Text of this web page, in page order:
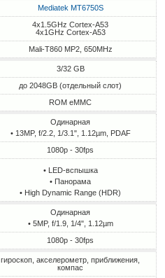
Mediatek MT6750S
4x1.5GHz Cortex-A53
4x1GHz Cortex-A53
Mali-T860 MP2, 650MHz
3/32 GB
до 2048GB (отдельный слот)
ROM eMMC
Одинарная
• 13MP, f/2.2, 1/3.1", 1.12µm, PDAF
1080p - 30fps
• LED-вспышка
• Панорама
• High Dynamic Range (HDR)
Одинарная
• 5MP, f/1.9, 1/4", 1.12µm
1080p - 30fps
гироскоп, акселерометр, приближения,
компас